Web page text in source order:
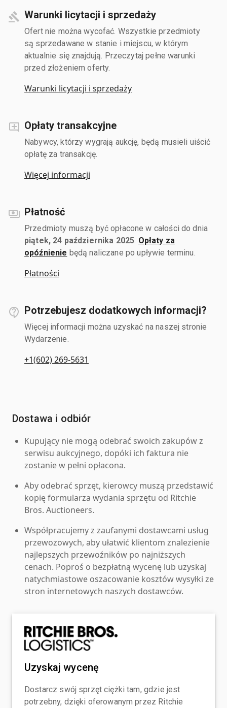
Warunki licytacji i sprzedaży
Ofert nie można wycofać. Wszystkie przedmioty
są sprzedawane w stanie i miejscu, w którym
aktualnie się znajdują. Przeczytaj pełne warunki
przed złożeniem oferty.
Warunki licytacji i sprzedaży
Opłaty transakcyjne
Nabywcy, którzy wygrają aukcję, będą musieli uiścić
opłatę za transakcję.
Więcej informacji
Płatność
Przedmioty muszą być opłacone w całości do dnia
piątek, 24 października 2025 Opłaty za
opóźnienie będą naliczane po upływie terminu.
Płatności
Potrzebujesz dodatkowych informacji?
Więcej informacji można uzyskać na naszej stronie
Wydarzenie.
+1(602) 269-5631
Dostawa i odbiór
Kupujący nie mogą odebrać swoich zakupów z
serwisu aukcyjnego, dopóki ich faktura nie
zostanie w pełni opłacona.
Aby odebrać sprzęt, kierowcy muszą przedstawić
kopię formularza wydania sprzętu od Ritchie
Bros. Auctioneers.
Współpracujemy z zaufanymi dostawcami usług
przewozowych, aby ułatwić klientom znalezienie
najlepszych przewoźników po najniższych
cenach. Poproś o bezpłatną wycenę lub uzyskaj
natychmiastowe oszacowanie kosztów wysyłki ze
stron internetowych naszych dostawców.
Uzyskaj wycenę
Dostarcz swój sprzęt ciężki tam, gdzie jest
potrzebny, dzięki oferowanym przez Ritchie